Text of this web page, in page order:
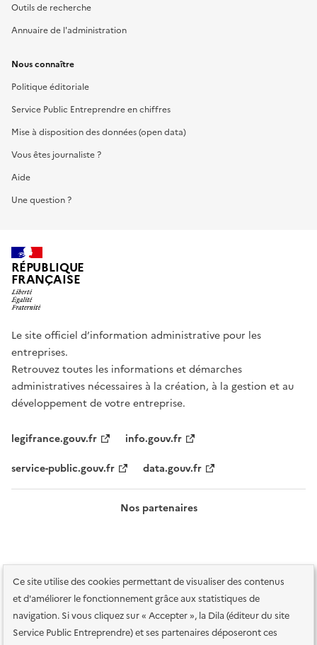
Ce site utilise des cookies permettant de visualiser des contenus
et d'améliorer le fonctionnement grâce aux statistiques de
navigation. Si vous cliquez sur « Accepter », la Dila (éditeur du site
Service Public Entreprendre) et ses partenaires déposeront ces
Outils de recherche
Annuaire de l'administration
Nous connaître
Politique éditoriale
Service Public Entreprendre en chiffres
Mise à disposition des données (open data)
Vous êtes journaliste ?
Aide
Une question ?
RÉPUBLIQUE
FRANÇAISE
Le site officiel d’information administrative pour les
entreprises.
Retrouvez toutes les informations et démarches
administratives nécessaires à la création, à la gestion et au
développement de votre entreprise.
legifrance.gouv.fr
info.gouv.fr
service-public.gouv.fr
data.gouv.fr
Nos partenaires
Plan du site Accessibilité : totalement conforme Accessibilité des